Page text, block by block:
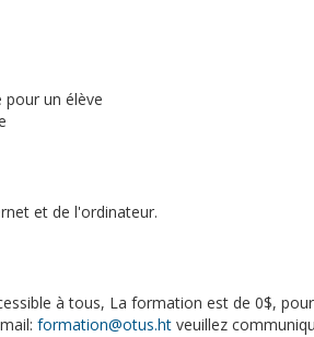
pour un élève
et de l'ordinateur.
à tous, La formation est de 0$,
formation@otus.htveuillez